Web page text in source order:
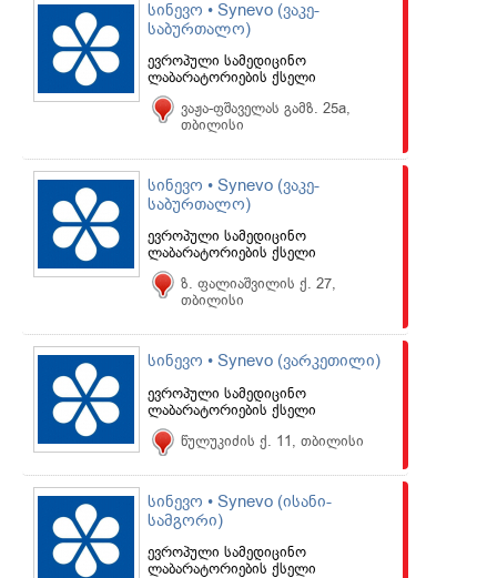
სინევო • Synevo (ვაკე-
საბურთალო)
ევროპული სამედიცინო
ლაბარატორიების ქსელი
ვაჟა-ფშაველას გამზ. 25a,
თბილისი
სინევო • Synevo (ვაკე-
საბურთალო)
ევროპული სამედიცინო
ლაბარატორიების ქსელი
ზ. ფალიაშვილის ქ. 27,
თბილისი
სინევო • Synevo (ვარკეთილი)
ევროპული სამედიცინო
ლაბარატორიების ქსელი
წულუკიძის ქ. 11, თბილისი
სინევო • Synevo (ისანი-
სამგორი)
ევროპული სამედიცინო
ლაბარატორიების ქსელი